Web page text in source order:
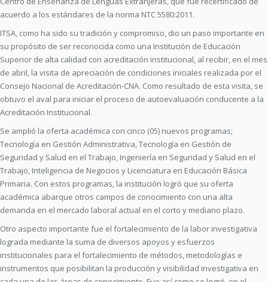
acuerdo a los estándares de la norma NTC 5580:2011.
ITSA, como ha sido su tradición y compromiso, dio un paso importante en
su propósito de ser reconocida como una Institución de Educación
Superior de alta calidad con acreditación institucional, al recibir, en el mes
de abril, la visita de apreciación de condiciones iniciales realizada por el
Consejo Nacional de Acreditación-CNA. Como resultado de esta visita, se
obtuvo el aval para iniciar el proceso de autoevaluación conducente a la
Acreditación Institucional.
Se amplió la oferta académica con cinco (05) nuevos programas;
Tecnología en Gestión Administrativa, Tecnología en Gestión de
Seguridad y Salud en el Trabajo, Ingeniería en Seguridad y Salud en el
Trabajo, Inteligencia de Negocios y Licenciatura en Educación Básica
Primaria. Con estos programas, la institución logró que su oferta
académica abarque otros campos de conocimiento con una alta
demanda en el mercado laboral actual en el corto y mediano plazo.
Otro aspecto importante fue el fortalecimiento de la labor investigativa
lograda mediante la suma de diversos apoyos y esfuerzos
institucionales para el fortalecimiento de métodos, metodologías e
instrumentos que posibilitan la producción y visibilidad investigativa en